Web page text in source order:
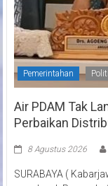
Pemerintahan
Air PDAM Tak
Perbaikan
8 Agustus 2026
SURABAYA (